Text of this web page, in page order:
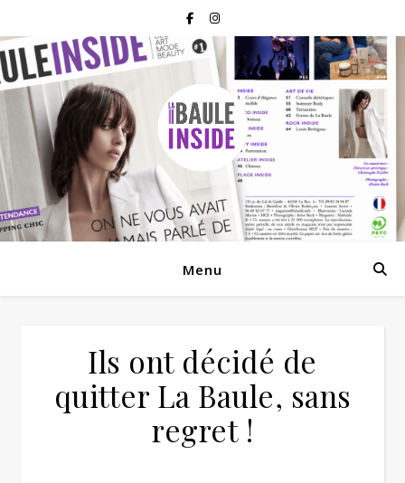
Menu
Ils ont décidé de
quitter La Baule, sans
regret !